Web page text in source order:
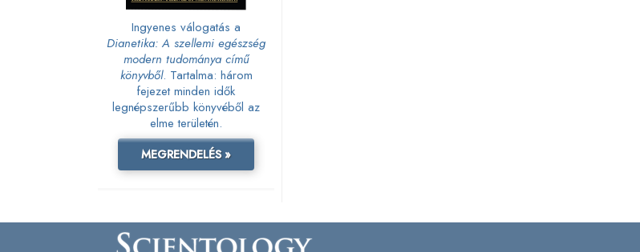
Ingyenes válogatás a
Dianetika: A szellemi egészség
modern tudománya című
könyvből. Tartalma: három
fejezet minden idők
legnépszerűbb könyvéből az
elme területén.
MEGRENDELÉS »